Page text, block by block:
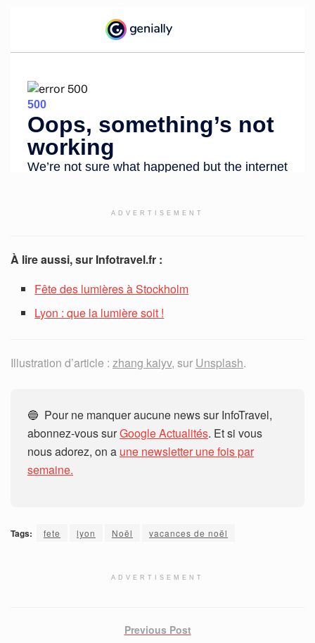
ADVERTISEMENT
À lire aussi, sur Infotravel.fr :
Fête des lumières à Stockholm
Lyon : que la lumière soit !
Illustration d’article : zhang kaiyv, sur Unsplash.
🔵 Pour ne manquer aucune news sur InfoTravel,
abonnez-vous surGoogle Actualités. Et si vous
nous adorez, on a une newsletter une fois par
semaine.
Tags: fete lyon Noël vacances de noël
ADVERTISEMENT
Previous Post